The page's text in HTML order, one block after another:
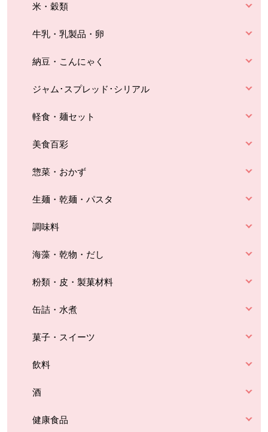
米・穀類
牛乳・乳製品・卵
納豆・こんにゃく
ジャム･スプレッド･シリアル
軽食・麺セット
美食百彩
惣菜・おかず
生麺・乾麺・パスタ
調味料
海藻・乾物・だし
粉類・皮・製菓材料
缶詰・水煮
菓子・スイーツ
飲料
酒
健康食品